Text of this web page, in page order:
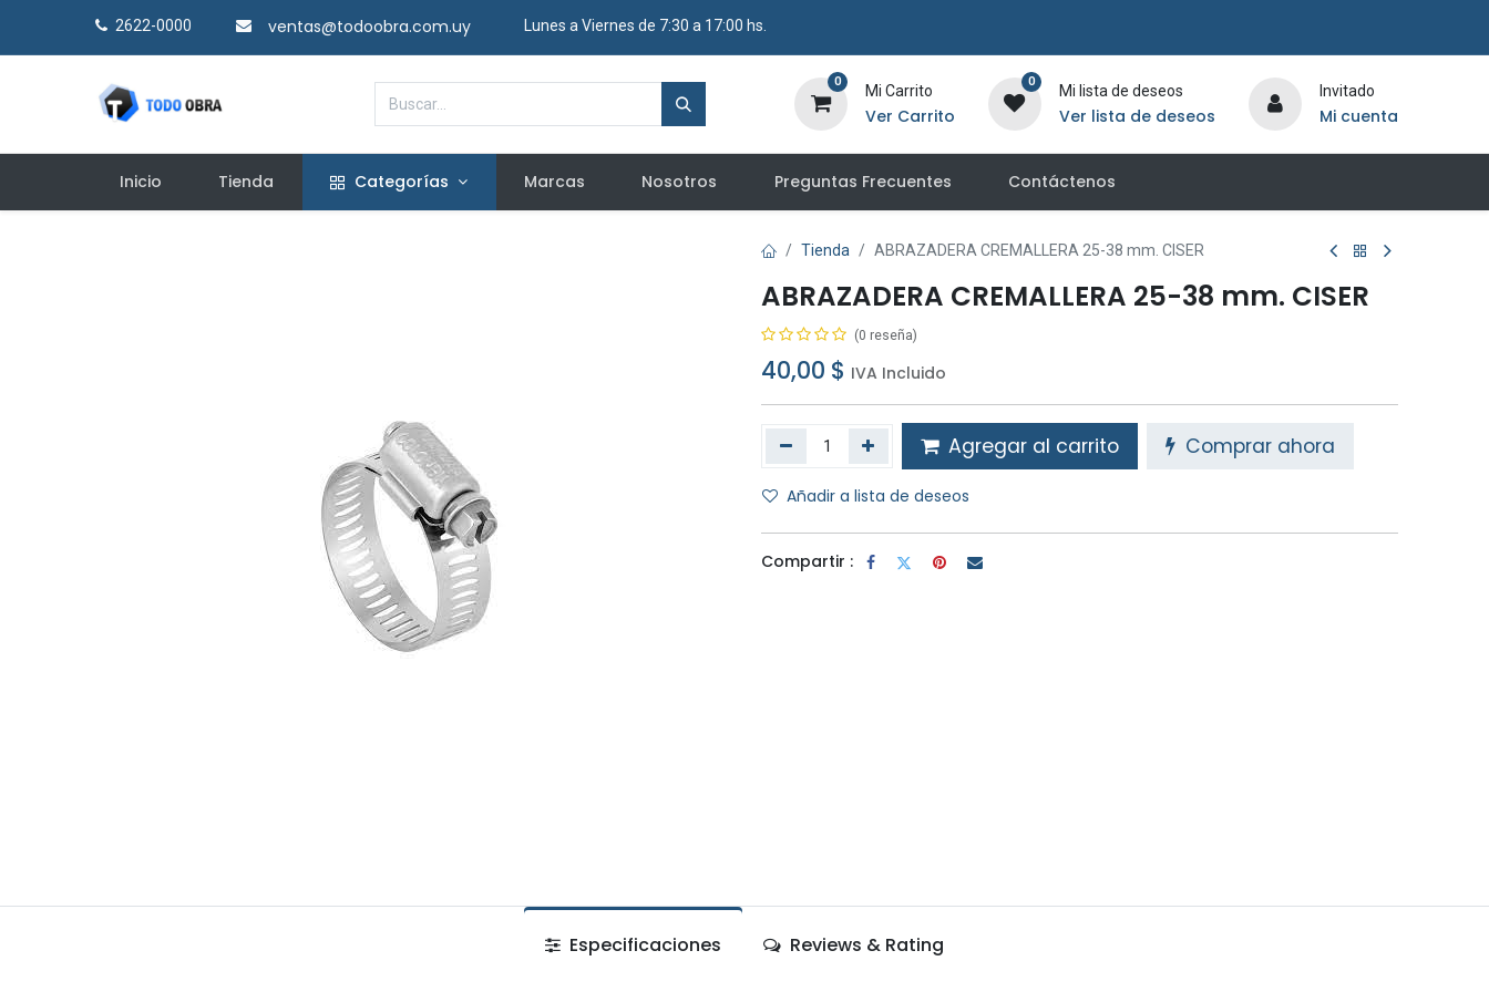
2622-0000​ ventas@todoobra.com.uy ​ Lunes a Viernes de 7:30 a 17:00 hs.
0
Mi Carrito
Ver Carrito
0
Mi lista de deseos
Ver lista de deseos
Invitado
Mi cuenta
Inicio Tienda Categorías Marcas Nosotros Preguntas Frecuentes Contáctenos
Tienda ABRAZADERA CREMALLERA 25-38 mm. CISER
ABRAZADERA CREMALLERA 25-38 mm. CISER
(0 reseña)
40,00 $ IVA Incluido
Agregar al carrito Comprar ahora
Añadir a lista de deseos
Compartir :
Especificaciones Reviews & Rating